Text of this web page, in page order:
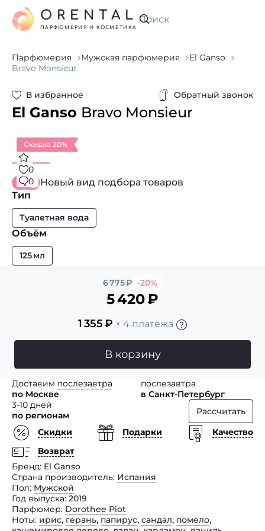
Искать
ORENTAL
ПАРФЮМЕРИЯ И КОСМЕТИКА
Парфюмерия Мужская парфюмерия
El Ganso
Bravo Monsieur
В избранное Обратный звонок
El Ganso Bravo Monsieur
Скидка 20%
0
0
Новый вид подбора товаров
Тип
Туалетная вода
Объём
125 мл
6 775₽ -20%
5 420₽
1 355₽ × 4 платежа
В корзину
Доставим послезавтра
по Москве
послезавтра
в Санкт-Петербург
3-10 дней
по регионам
Рассчитать
Скидки
Подарки
Качество
Возврат
Бренд El Ganso
Страна производитель Испания
Пол Мужской
Год выпуска 2019
Парфюмер Dorothee Piot
Ноты ирис, герань, папирус, сандал, помело,